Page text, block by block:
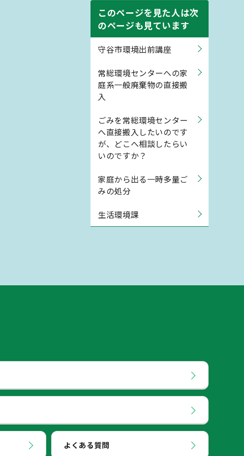
このページを見た人は次
のページも見ています
守谷市環境出前講座
常総環境センターへの家
庭系一般廃棄物の直接搬
入
ごみを常総環境センター
へ直接搬入したいのです
が、どこへ相談したらい
いのですか？
家庭から出る一時多量ご
みの処分
生活環境課
よくある質問